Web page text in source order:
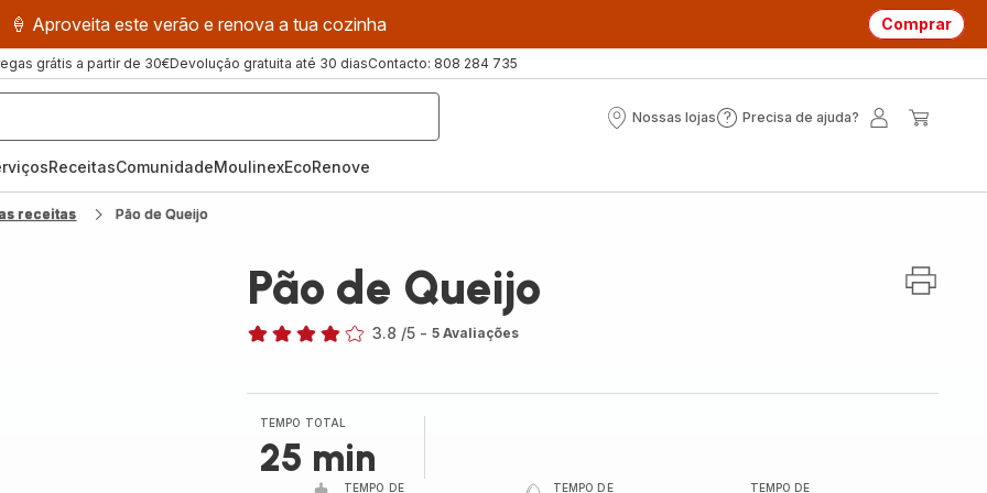
🍦 Aproveita este verão e renova a tua cozinha Comprar
grátis a partir de 30€Devolução gratuita até 30 diasContacto: 808 284 735
Nossas lojas
Nossas
Precisa de ajuda?
Precisa
ReceitasComunidadeMoulinexEcoRenove
receitas Pão de Queijo
Pão de Queijo
3.8 /5 - 5 Avaliações
TEMPO TOTAL
25 min
TEMPO DE
TEMPO DE
TEMPO DE